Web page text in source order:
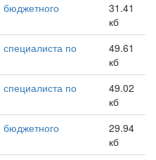
31.41
кб
по
49.61
кб
по
49.02
кб
29.94
кб